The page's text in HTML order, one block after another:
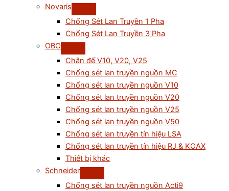
Novaris
Chống Sét Lan Truyền 1 Pha
Chống Sét Lan Truyền 3 Pha
OBO
Chân đế V10, V20, V25
Chống sét lan truyền nguồn MC
Chống sét lan truyền nguồn V10
Chống sét lan truyền nguồn V20
Chống sét lan truyền nguồn V25
Chống sét lan truyền nguồn V50
Chống sét lan truyền tín hiệu LSA
Chống sét lan truyền tín hiệu RJ & KOAX
Thiết bị khác
Schneider
Chống sét lan truyền nguồn Acti9